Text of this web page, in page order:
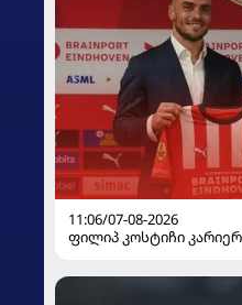
11:06/07-08-2026
ფილიპ კოსტიჩი